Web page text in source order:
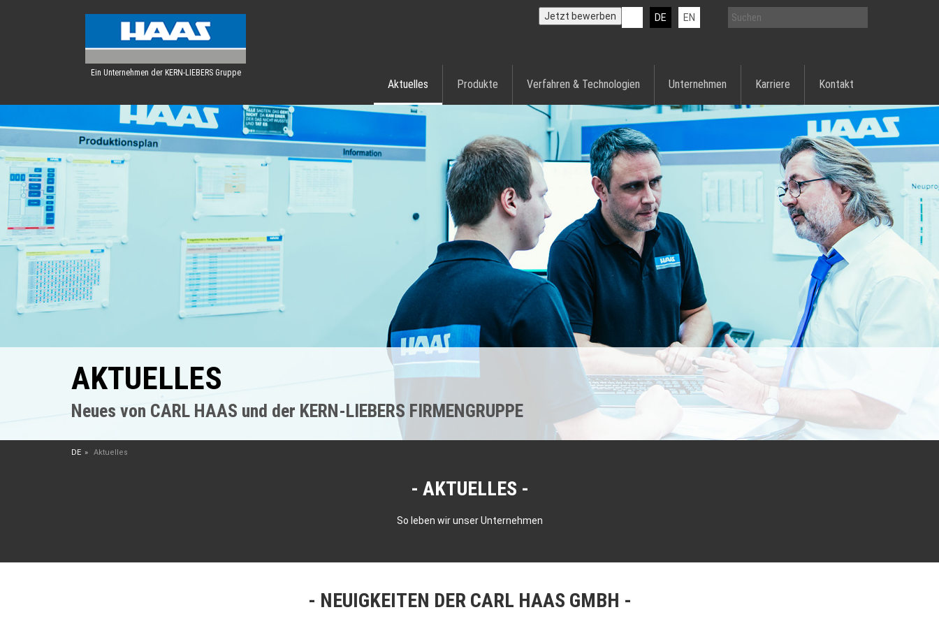
Ein Unternehmen der KERN-LIEBERS Gruppe
DE EN
Jetzt bewerben
Aktuelles Produkte Verfahren & Technologien Unternehmen Karriere Kontakt
AKTUELLES
Neues von CARL HAAS und der KERN-LIEBERS FIRMENGRUPPE
DE Aktuelles
AKTUELLES
So leben wir unser Unternehmen
NEUIGKEITEN DER CARL HAAS GMBH